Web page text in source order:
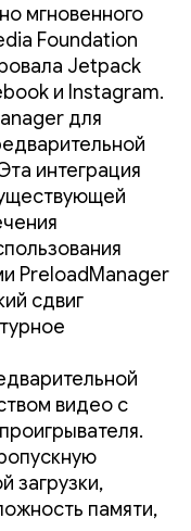
мгновенного
Foundation
Jetpack
и Instagram.
для
интеграция
PreloadManager
сдвиг
видео с
загрузки,
памяти,